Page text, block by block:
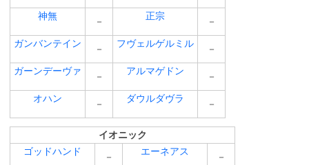
神無
－
正宗
－
ガンバンテイン
－
フヴェルゲルミル
－
ガーンデーヴァ
－
アルマゲドン
－
オハン
－
ダウルダヴラ
－
イオニック
ゴッドハンド
－
エーネアス
－